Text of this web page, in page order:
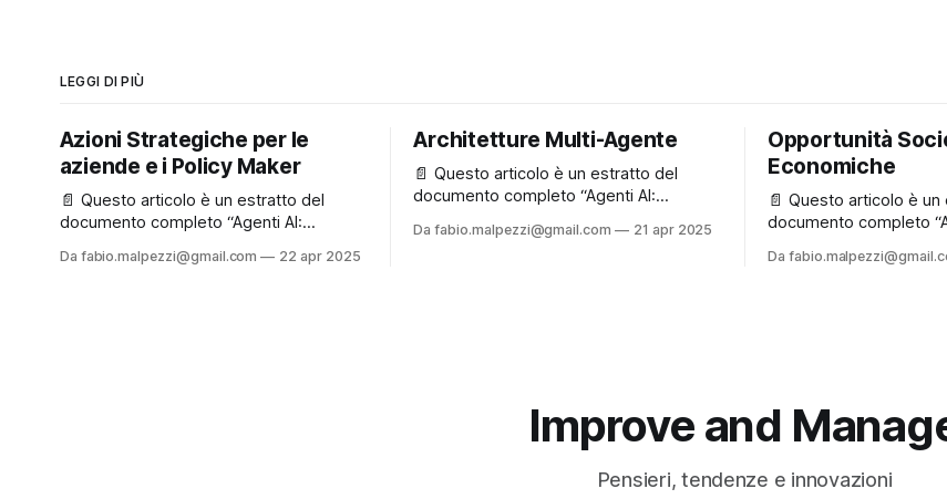
LEGGI DI PIÙ
Azioni Strategiche per le
aziende e i Policy Maker
📄 Questo articolo è un estratto del
documento completo “Agenti AI:
Futuro Inclusivo e Sostenibile”, che puoi
Da fabio.malpezzi@gmail.com 22 apr 2025
Architetture Multi-Agente
📄 Questo articolo è un estratto del
documento completo “Agenti AI:
Futuro Inclusivo e Sostenibile”, che puoi
Da fabio.malpezzi@gmail.com 21 apr 2025
Opportunità
Economiche
📄 Questo articolo è
documento completo
Futuro Inclusivo e
Da
Improve and
Pensieri, tendenze e innovazioni